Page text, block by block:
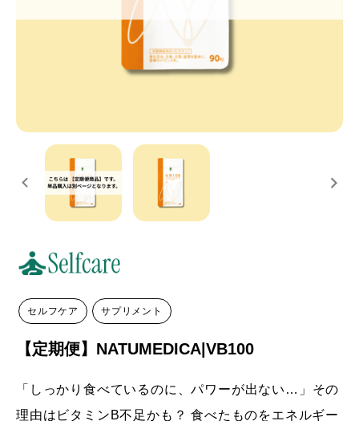
セルフケア サプリメント
【定期便】NATUMEDICA|VB100
「しっかり食べているのに、パワーが出ない…」その
理由はビタミンB不足かも？ 食べたものをエネルギー